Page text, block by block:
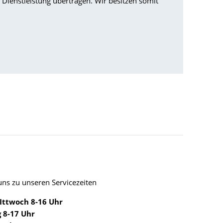
zu unseren Servicezeiten
8-16 Uhr
8-17 Uhr